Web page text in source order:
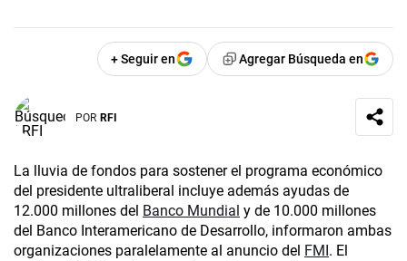
+ Seguir en Agregar Búsqueda en
POR RFI
La lluvia de fondos para sostener el programa económico
del presidente ultraliberal incluye además ayudas de
12.000 millones del Banco Mundial y de 10.000 millones
del Banco Interamericano de Desarrollo, informaron ambas
organizaciones paralelamente al anuncio del FMI. El